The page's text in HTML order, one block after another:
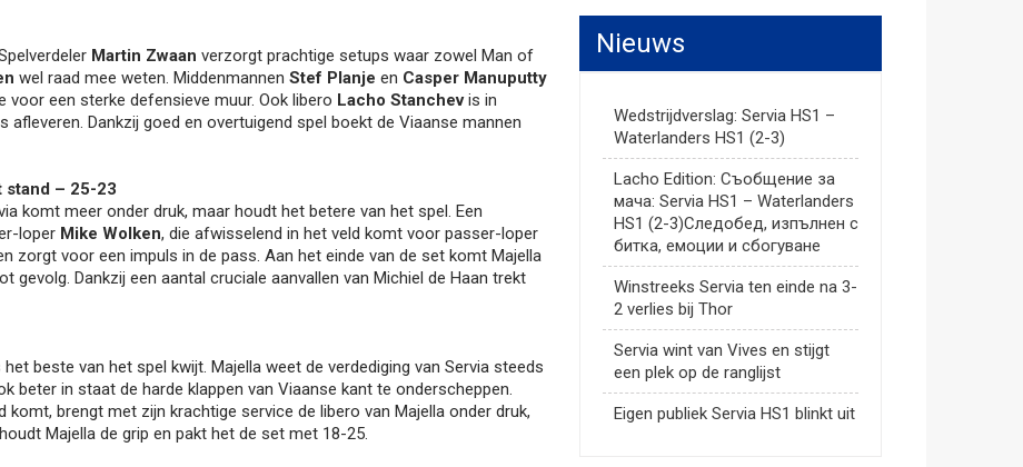
Martin Zwaan verzorgt prachtige setups waar zowel Man of
wel raad mee weten. Middenmannen Stef Planje en Casper Manuputty
voor een sterke defensieve muur. Ook libero Lacho Stanchevis in
Dankzij goed en overtuigend spel boekt de Viaanse mannen
stand – 25-23
komt meer onder druk, maar houdt het betere van het spel. Een
loper Mike Wolken, die afwisselend in het veld komt voor passer-loper
zorgt voor een impuls in de pass. Aan het einde van de set komt Majella
gevolg. Dankzij een aantal cruciale aanvallen van Michiel de Haan trekt
beste van het spel kwijt. Majella weet de verdediging van Servia steeds
beter in staat de harde klappen van Viaanse kant te onderscheppen.
komt, brengt met zijn krachtige service de libero van Majella onder druk,
Majella de grip en pakt het de set met 18-25.
Nieuws
Wedstrijdverslag: Servia HS1 –
Waterlanders HS1 (2-3)
Lacho Edition: Съобщение за
мача: Servia HS1 – Waterlanders
HS1 (2-3)Следобед, изпълнен с
битка, емоции и сбогуване
Winstreeks Servia ten einde na 3-
2 verlies bij Thor
Servia wint van Vives en stijgt
een plek op de ranglijst
Eigen publiek Servia HS1 blinkt uit